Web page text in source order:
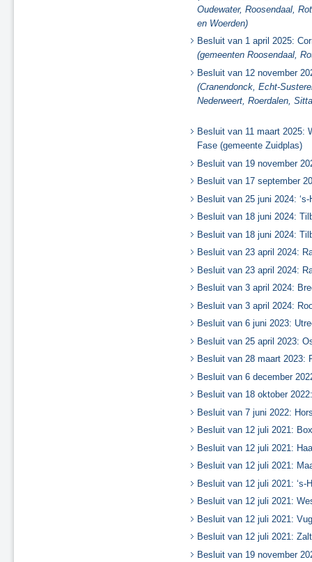
Oudewater, Roosendaal,
en Woerden)
Besluit van 1 april 2025:
(gemeenten Roosendaal,
Besluit van 12 november
(Cranendonck, Echt-
Nederweert, Roerdalen,
Besluit van 11 maart 2025:
Fase (gemeente Zuidplas)
Besluit van 19 november
Besluit van 17 september
Besluit van 25 juni 2024:
Besluit van 18 juni 2024:
Besluit van 18 juni 2024:
Besluit van 23 april 2024:
Besluit van 23 april 2024:
Besluit van 3 april 2024:
Besluit van 3 april 2024:
Besluit van 6 juni 2023:
Besluit van 25 april 2023:
Besluit van 28 maart 2023:
Besluit van 6 december
Besluit van 18 oktober
Besluit van 7 juni 2022:
Besluit van 12 juli 2021:
Besluit van 12 juli 2021:
Besluit van 12 juli 2021:
Besluit van 12 juli 2021: ‘s-
Besluit van 12 juli 2021:
Besluit van 12 juli 2021:
Besluit van 12 juli 2021:
Besluit van 19 november